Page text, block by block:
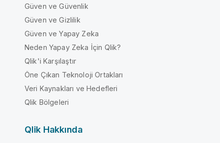
Güven ve Güvenlik
Güven ve Gizlilik
Güven ve Yapay Zeka
Neden Yapay Zeka İçin Qlik?
Qlik'i Karşılaştır
Öne Çıkan Teknoloji Ortakları
Veri Kaynakları ve Hedefleri
Qlik Bölgeleri
Qlik Hakkında